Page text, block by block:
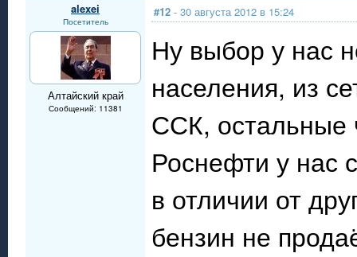
alexei
Посетитель
Алтайский край
Сообщений: 11381
#12 - 30 августа 2012 в 15:24
Ну выбор у нас
населения, из
ССК, остальные
Роснефти у нас
в отличии от
бензин не